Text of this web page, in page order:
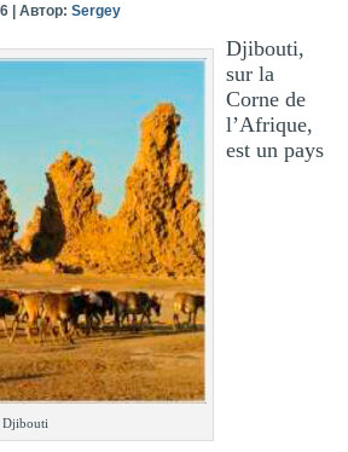
|Автор: Sergey
Djibouti
Djibouti,
sur la
Corne de
l’Afrique,
est un pays